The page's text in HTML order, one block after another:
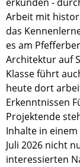
Arbeit mit
das
es am
Architektur auf
Klasse führt
heute dort
Erkenntnissen
Projektende
Inhalte in
Juli 2026 nicht
interessierten